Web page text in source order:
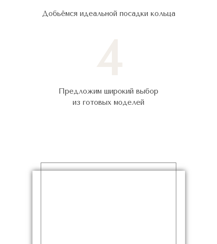
Добьёмся идеальной посадки кольца
Предложим широкий выбор
из готовых моделей